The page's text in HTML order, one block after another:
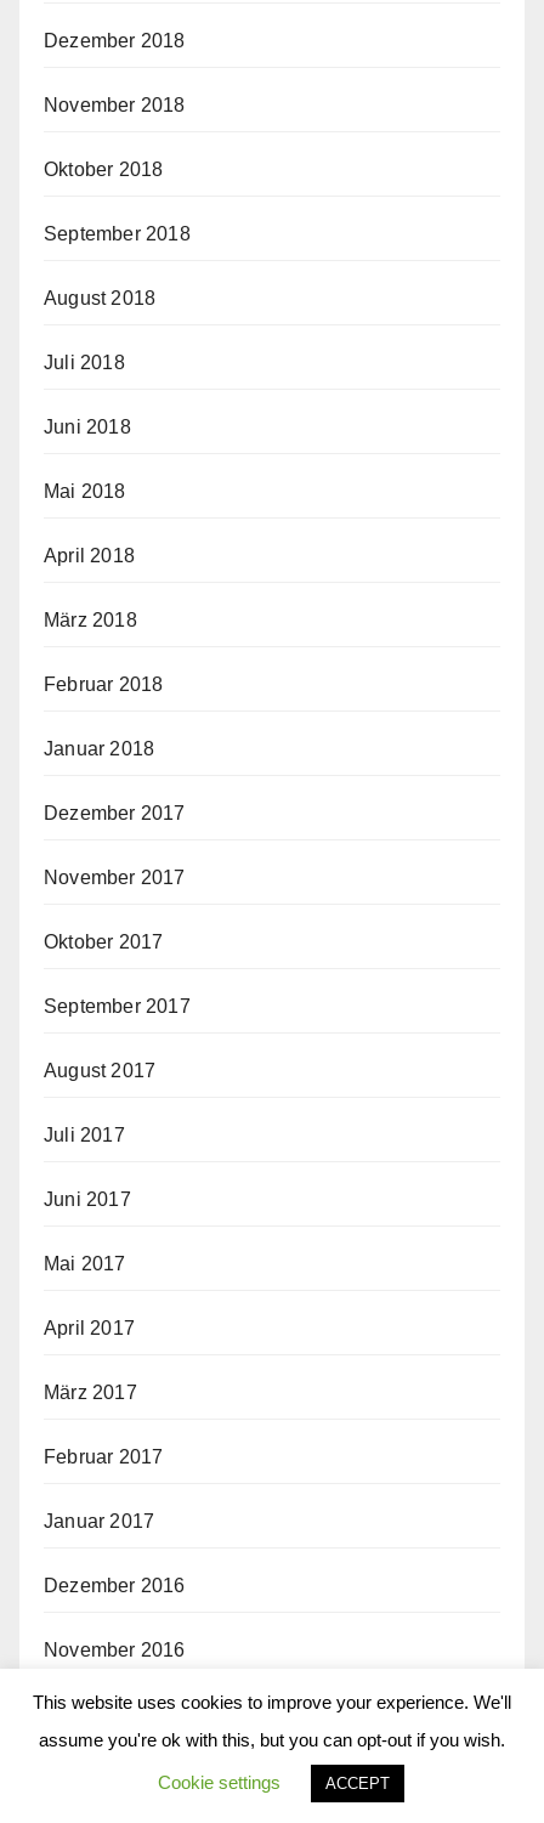
Dezember 2018
November 2018
Oktober 2018
September 2018
August 2018
Juli 2018
Juni 2018
Mai 2018
April 2018
März 2018
Februar 2018
Januar 2018
Dezember 2017
November 2017
Oktober 2017
September 2017
August 2017
Juli 2017
Juni 2017
Mai 2017
April 2017
März 2017
Februar 2017
Januar 2017
Dezember 2016
November 2016
Oktober 2016
September 2016
This website uses cookies to improve your experience. We'll
assume you're ok with this, but you can opt-out if you wish.
Cookie settings ACCEPT